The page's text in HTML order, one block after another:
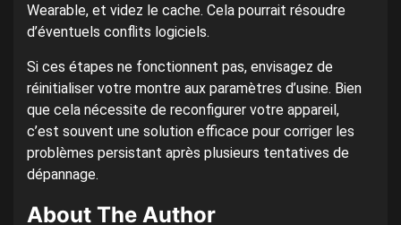
Wearable, et videz le cache. Cela pourrait résoudre
d’éventuels conflits logiciels.
Si ces étapes ne fonctionnent pas, envisagez de
réinitialiser votre montre aux paramètres d’usine. Bien
que cela nécessite de reconfigurer votre appareil,
c’est souvent une solution efficace pour corriger les
problèmes persistant après plusieurs tentatives de
dépannage.
About The Author